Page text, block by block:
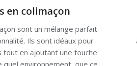
en colimaçon
sont un mélange parfait
Ils sont idéaux pour
en ajoutant une touche
quel environnement, que ce